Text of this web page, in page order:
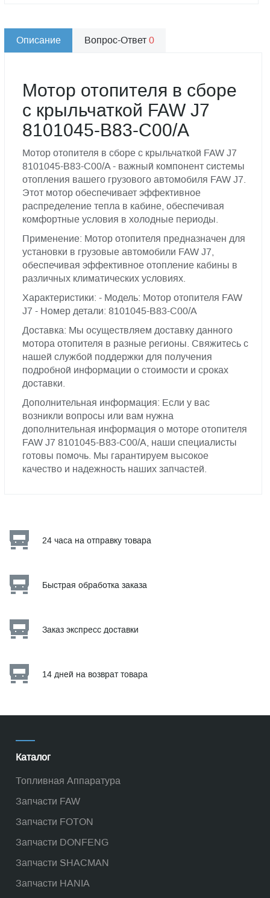
Описание Вопрос-Ответ0
Мотор отопителя в сборе
с крыльчаткой FAW J7
8101045-B83-C00/A
Мотор отопителя в сборе с крыльчаткой FAW J7
8101045-B83-C00/A - важный компонент системы
отопления вашего грузового автомобиля FAW J7.
Этот мотор обеспечивает эффективное
распределение тепла в кабине, обеспечивая
комфортные условия в холодные периоды.
Применение: Мотор отопителя предназначен для
установки в грузовые автомобили FAW J7,
обеспечивая эффективное отопление кабины в
различных климатических условиях.
Характеристики: - Модель: Мотор отопителя FAW
J7 - Номер детали: 8101045-B83-C00/A
Доставка: Мы осуществляем доставку данного
мотора отопителя в разные регионы. Свяжитесь с
нашей службой поддержки для получения
подробной информации о стоимости и сроках
доставки.
Дополнительная информация: Если у вас
возникли вопросы или вам нужна
дополнительная информация о моторе отопителя
FAW J7 8101045-B83-C00/A, наши специалисты
готовы помочь. Мы гарантируем высокое
качество и надежность наших запчастей.
24 часа на отправку товара
Быстрая обработка заказа
Заказ экспресс доставки
14 дней на возврат товара
Каталог
Топливная Аппаратура
Запчасти FAW
Запчасти FOTON
Запчасти DONFENG
Запчасти SHACMAN
Запчасти HANIA